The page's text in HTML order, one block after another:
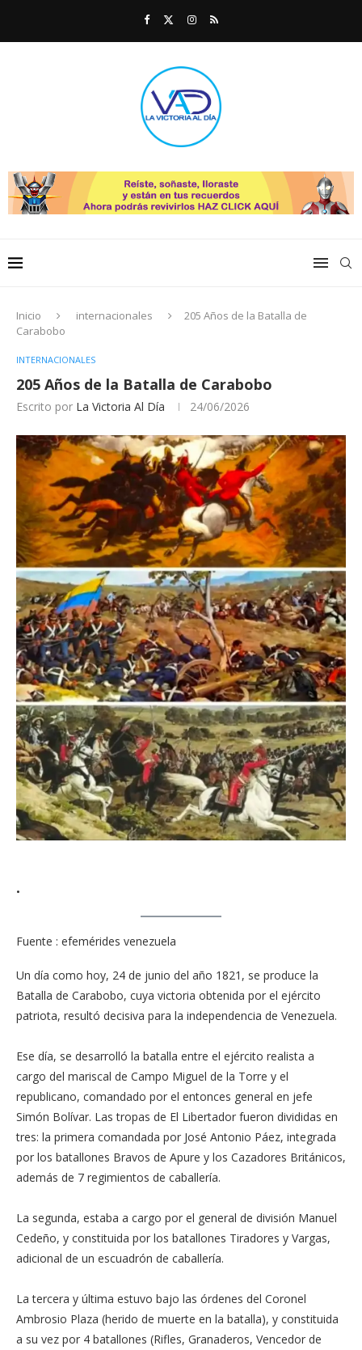
Inicio internacionales
205 Años de la Batalla de
Carabobo
INTERNACIONALES
205 Años de la Batalla de Carabobo
Escrito por La Victoria Al Día 24/06/2026
•
Fuente : efemérides venezuela
Un día como hoy, 24 de junio del año 1821, se produce la
Batalla de Carabobo, cuya victoria obtenida por el ejército
patriota, resultó decisiva para la independencia de Venezuela.
Ese día, se desarrolló la batalla entre el ejército realista a
cargo del mariscal de Campo Miguel de la Torre y el
republicano, comandado por el entonces general en jefe
Simón Bolívar. Las tropas de El Libertador fueron divididas en
tres: la primera comandada por José Antonio Páez, integrada
por los batallones Bravos de Apure y los Cazadores Británicos,
además de 7 regimientos de caballería.
La segunda, estaba a cargo por el general de división Manuel
Cedeño, y constituida por los batallones Tiradores y Vargas,
adicional de un escuadrón de caballería.
La tercera y última estuvo bajo las órdenes del Coronel
Ambrosio Plaza (herido de muerte en la batalla), y constituida
a su vez por 4 batallones (Rifles, Granaderos, Vencedor de